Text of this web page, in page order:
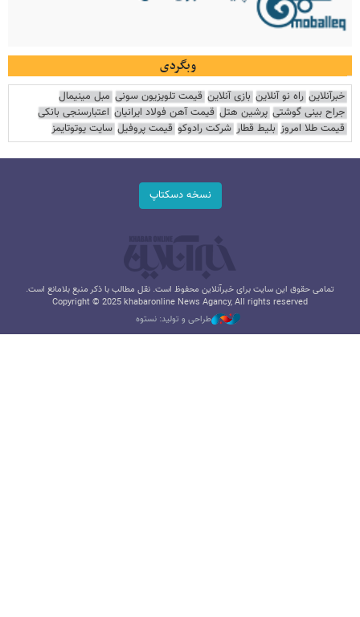
وبگردی
خبرآنلاین راه نو آنلاین بازی آنلاین قیمت تلویزیون سونی مبل مینیمال
جراح بینی گوشتی پرشین هتل قیمت آهن فولاد ایرانیان اعتبارسنجی بانکی
قیمت طلا امروز بلیط قطار شرکت رادوکو قیمت پروفیل سایت یوتوتایمز
نسخه دسکتاپ
تمامی حقوق این سایت برای خبرآنلاین محفوظ است. نقل مطالب با ذکر منبع بلامانع است.
Copyright © 2025 khabaronline News Agancy, All rights reserved
طراحی و تولید: نستوه